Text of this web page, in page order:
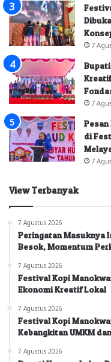
7
Bupati
Kreatif
7
Pesan
di
7
View Terbanyak
7 Agustus 2026
Peringatan Masuknya
Besok, Momentum
7 Agustus 2026
Festival Kopi
Ekonomi Kreatif Lokal
7 Agustus 2026
Festival Kopi
Kebangkitan UMKM
7 Agustus 2026